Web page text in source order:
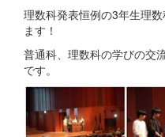
理数科発表恒例の3年生理
ます！
普通科、理数科の学びの交
です。